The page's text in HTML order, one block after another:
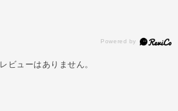
レビューはありません。